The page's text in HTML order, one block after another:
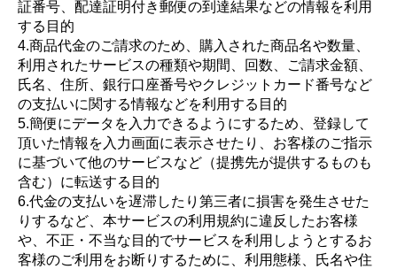
証番号、配達証明付き郵便の到達結果などの情報を利用
する目的
4.商品代金のご請求のため、購入された商品名や数量、
利用されたサービスの種類や期間、回数、ご請求金額、
氏名、住所、銀行口座番号やクレジットカード番号など
の支払いに関する情報などを利用する目的
5.簡便にデータを入力できるようにするため、登録して
頂いた情報を入力画面に表示させたり、お客様のご指示
に基づいて他のサービスなど（提携先が提供するものも
含む）に転送する目的
6.代金の支払いを遅滞したり第三者に損害を発生させた
りするなど、本サービスの利用規約に違反したお客様
や、不正・不当な目的でサービスを利用しようとするお
客様のご利用をお断りするために、利用態様、氏名や住